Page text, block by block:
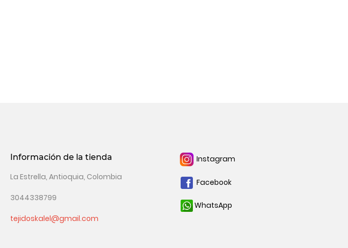
Información de la tienda
La Estrella, Antioquia, Colombia
3044338799
tejidoskalel@gmail.com
Instagram
Facebook
WhatsApp